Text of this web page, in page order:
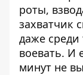
роты,
захватчик
даже среди
воевать. И
минут не